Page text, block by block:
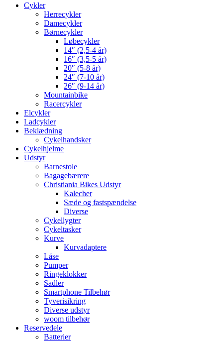
Cykler
Herrecykler
Damecykler
Børnecykler
Løbecykler
14″ (2,5-4 år)
16″ (3,5-5 år)
20″ (5-8 år)
24″ (7-10 år)
26″ (9-14 år)
Mountainbike
Racercykler
Elcykler
Ladcykler
Beklædning
Cykelhandsker
Cykelhjelme
Udstyr
Barnestole
Bagagebærere
Christiania Bikes Udstyr
Kalecher
Sæde og fastspændelse
Diverse
Cykellygter
Cykeltasker
Kurve
Kurvadaptere
Låse
Pumper
Ringeklokker
Sadler
Smartphone Tilbehør
Tyverisikring
Diverse udstyr
woom tilbehør
Reservedele
Batterier